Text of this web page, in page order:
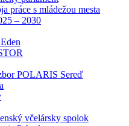
práce s mládežou mesta
– 2030
POLARIS Sereď
včelársky spolok